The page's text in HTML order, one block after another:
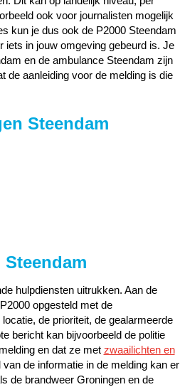
ook voor journalisten mogelijk
kun je dus ook de P2000 Steendam
in jouw omgeving gebeurd is. Je
en de ambulance Steendam zijn
de aanleiding voor de melding is die
Steendam
hulpdiensten uitrukken. Aan de
opgesteld met de
de prioriteit, de gealarmeerde
bericht kan bijvoorbeeld de politie
en dat ze met zwaailichten en
de informatie in de melding kan er
de brandweer Groningen en de